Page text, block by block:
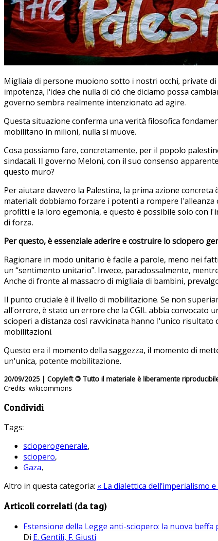
Migliaia di persone muoiono sotto i nostri occhi, private
impotenza, l'idea che nulla di ciò che diciamo possa
governo sembra realmente intenzionato ad agire.
Questa situazione conferma una verità filosofica
mobilitano in milioni, nulla si muove.
Cosa possiamo fare, concretamente, per il popolo
sindacali. Il governo Meloni, con il suo consenso
questo muro?
Per aiutare davvero la Palestina, la prima azione
materiali: dobbiamo forzare i potenti a rompere
profitti e la loro egemonia, e questo è possibile solo con
di forza.
Per questo, è essenziale aderire e costruire lo sciopero
Ragionare in modo unitario è facile a parole, meno nei
un “sentimento unitario”. Invece, paradossalmente,
Anche di fronte al massacro di migliaia di bambini,
Il punto cruciale è il livello di mobilitazione. Se non
all'orrore, è stato un errore che la CGIL abbia convocato
scioperi a distanza così ravvicinata hanno l'unico
mobilitazioni.
Questo era il momento della saggezza, il momento di
un'unica, potente mobilitazione.
20/09/2025 | Copyleft © Tutto il materiale è liberamente
Credits: wikicommons
Condividi
Tags:
scioperogenerale,
sciopero,
Gaza,
Altro in questa categoria: « La dialettica dell’imperialismo
Articoli correlati (da tag)
Estensione della Legge anti-sciopero: la nuova
Di E. Gentili, F. Giusti